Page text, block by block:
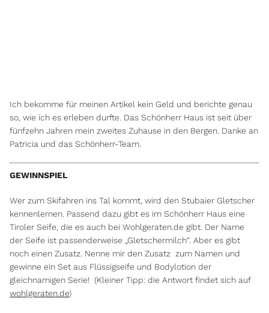
Ich bekomme für meinen Artikel kein Geld und berichte genau
so, wie ich es erleben durfte. Das Schönherr Haus ist seit über
fünfzehn Jahren mein zweites Zuhause in den Bergen. Danke an
Patricia und das Schönherr-Team.
GEWINNSPIEL
Wer zum Skifahren ins Tal kommt, wird den Stubaier Gletscher
kennenlernen. Passend dazu gibt es im Schönherr Haus eine
Tiroler Seife, die es auch bei Wohlgeraten.de gibt. Der Name
der Seife ist passenderweise „Gletschermilch“. Aber es gibt
noch einen Zusatz. Nenne mir den Zusatz zum Namen und
gewinne ein Set aus Flüssigseife und Bodylotion der
gleichnamigen Serie! (Kleiner Tipp: die Antwort findet sich auf
wohlgeraten.de)